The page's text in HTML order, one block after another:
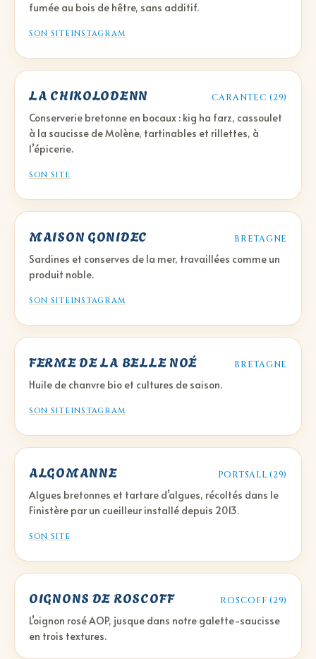
fumée au bois de hêtre, sans additif.
SON SITEINSTAGRAM
LA CHIKOLODENN CARANTEC (29)
Conserverie bretonne en bocaux : kig ha farz, cassoulet
à la saucisse de Molène, tartinables et rillettes, à
l’épicerie.
SON SITE
MAISON GONIDEC BRETAGNE
Sardines et conserves de la mer, travaillées comme un
produit noble.
SON SITEINSTAGRAM
FERME DE LA BELLE NOÉ BRETAGNE
Huile de chanvre bio et cultures de saison.
SON SITEINSTAGRAM
ALGOMANNE PORTSALL (29)
Algues bretonnes et tartare d’algues, récoltés dans le
Finistère par un cueilleur installé depuis 2013.
SON SITE
OIGNONS DE ROSCOFF ROSCOFF (29)
L’oignon rosé AOP, jusque dans notre galette-saucisse
en trois textures.